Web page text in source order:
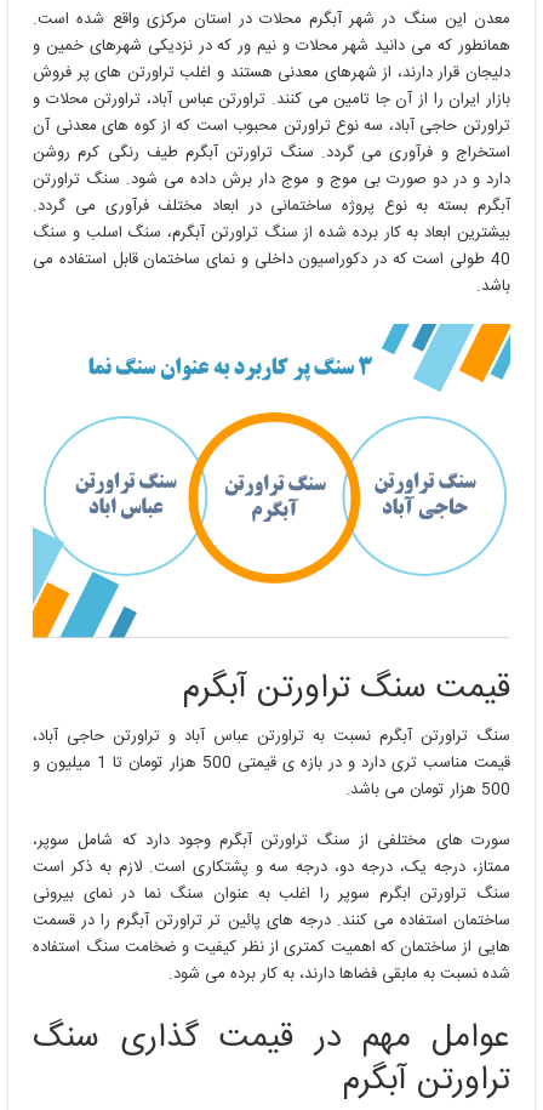
معدن این سنگ در شهر آبگرم محلات در استان مرکزی واقع شده است.
همانطور که می دانید شهر محلات و نیم ور که در نزدیکی شهرهای خمین و
دلیجان قرار دارند، از شهرهای معدنی هستند و اغلب تراورتن های پر فروش
بازار ایران را از آن جا تامین می کنند. تراورتن عباس آباد، تراورتن محلات و
تراورتن حاجی آباد، سه نوع تراورتن محبوب است که از کوه های معدنی آن
استخراج و فرآوری می گردد. سنگ تراورتن آبگرم طیف رنگی کرم روشن
دارد و در دو صورت بی موج و موج دار برش داده می شود. سنگ تراورتن
آبگرم بسته به نوع پروژه ساختمانی در ابعاد مختلف فرآوری می گردد.
بیشترین ابعاد به کار برده شده از سنگ تراورتن آبگرم، سنگ اسلب و سنگ
40 طولی است که در دکوراسیون داخلی و نمای ساختمان قابل استفاده می
باشد.
قیمت سنگ تراورتن آبگرم
سنگ تراورتن آبگرم نسبت به تراورتن عباس آباد و تراورتن حاجی آباد،
قیمت مناسب تری دارد و در بازه ی قیمتی 500 هزار تومان تا 1 میلیون و
500 هزار تومان می باشد.
سورت های مختلفی از سنگ تراورتن آبگرم وجود دارد که شامل سوپر،
ممتاز، درجه یک، درجه دو، درجه سه و پشتکاری است. لازم به ذکر است
سنگ تراورتن ابگرم سوپر را اغلب به عنوان سنگ نما در نمای بیرونی
ساختمان استفاده می کنند. درجه های پائین تر تراورتن آبگرم را در قسمت
هایی از ساختمان که اهمیت کمتری از نظر کیفیت و ضخامت سنگ استفاده
شده نسبت به مابقی فضاها دارند، به کار برده می شود.
عوامل مهم در قیمت گذاری سنگ
تراورتن آبگرم